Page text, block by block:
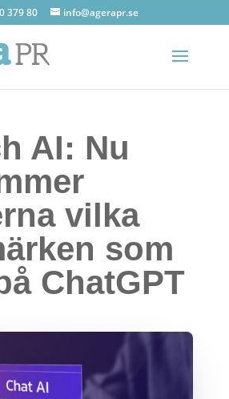
379 80 info@agerapr.se
AI: Nu
vilka
som
ChatGPT